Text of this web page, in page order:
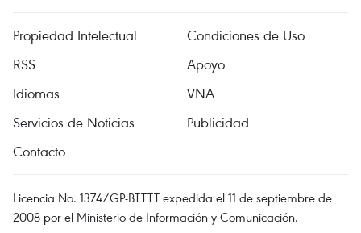
Propiedad Intelectual
Condiciones de Uso
RSS
Apoyo
Idiomas
VNA
Servicios de Noticias
Publicidad
Contacto
Licencia No. 1374/GP-BTTTT expedida el 11 de septiembre de
2008 por el Ministerio de Información y Comunicación.